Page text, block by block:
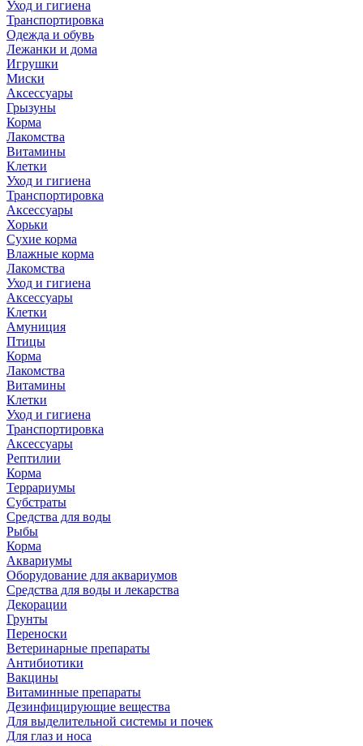
Уход и гигиена
Транспортировка
Одежда и обувь
Лежанки и дома
Игрушки
Миски
Аксессуары
Грызуны
Корма
Лакомства
Витамины
Клетки
Уход и гигиена
Транспортировка
Аксессуары
Хорьки
Сухие корма
Влажные корма
Лакомства
Уход и гигиена
Аксессуары
Клетки
Амуниция
Птицы
Корма
Лакомства
Витамины
Клетки
Уход и гигиена
Транспортировка
Аксессуары
Рептилии
Корма
Террариумы
Субстраты
Средства для воды
Рыбы
Корма
Аквариумы
Оборудование для аквариумов
Средства для воды и лекарства
Декорации
Грунты
Переноски
Ветеринарные препараты
Антибиотики
Вакцины
Витаминные препараты
Дезинфицирующие вещества
Для выделительной системы и почек
Для глаз и носа